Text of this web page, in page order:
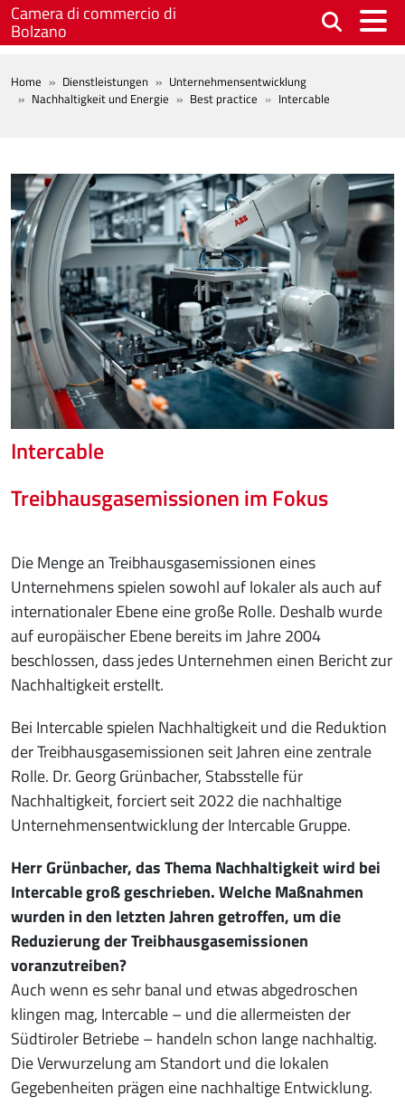
Skip to main content
Camera di commercio di
Bolzano
BREADCRUMB
Home Dienstleistungen
Unternehmensentwicklung
Nachhaltigkeit und Energie
Best practice Intercable
Intercable
Treibhausgasemissionen im Fokus
Die Menge an Treibhausgasemissionen eines
Unternehmens spielen sowohl auf lokaler als auch auf
internationaler Ebene eine große Rolle. Deshalb wurde
auf europäischer Ebene bereits im Jahre 2004
beschlossen, dass jedes Unternehmen einen Bericht zur
Nachhaltigkeit erstellt.
Bei Intercable spielen Nachhaltigkeit und die Reduktion
der Treibhausgasemissionen seit Jahren eine zentrale
Rolle. Dr. Georg Grünbacher, Stabsstelle für
Nachhaltigkeit, forciert seit 2022 die nachhaltige
Unternehmensentwicklung der Intercable Gruppe.
Herr Grünbacher, das Thema Nachhaltigkeit wird bei
Intercable groß geschrieben. Welche Maßnahmen
wurden in den letzten Jahren getroffen, um die
Reduzierung der Treibhausgasemissionen
voranzutreiben?
Auch wenn es sehr banal und etwas abgedroschen
klingen mag, Intercable – und die allermeisten der
Südtiroler Betriebe – handeln schon lange nachhaltig.
Die Verwurzelung am Standort und die lokalen
Gegebenheiten prägen eine nachhaltige Entwicklung.